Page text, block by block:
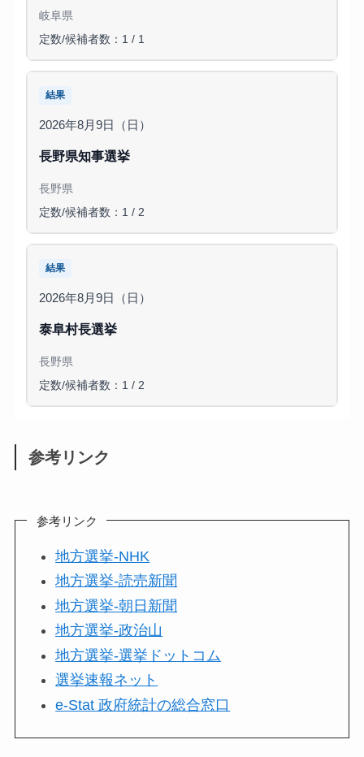
岐阜県
定数/候補者数：1 / 1
結果
2026年8月9日（日）
長野県知事選挙
長野県
定数/候補者数：1 / 2
結果
2026年8月9日（日）
泰阜村長選挙
長野県
定数/候補者数：1 / 2
参考リンク
参考リンク
地方選挙-NHK
地方選挙-読売新聞
地方選挙-朝日新聞
地方選挙-政治山
地方選挙-選挙ドットコム
選挙速報ネット
e-Stat 政府統計の総合窓口